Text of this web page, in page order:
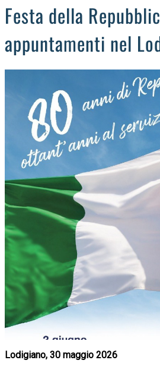
Festa della
appuntamenti nel
Lodigiano, 30 maggio 2026